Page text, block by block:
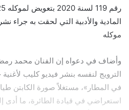
المادية والأدبية التي لحقت به جراء
موكله
وأضاف في دعواه إن الفنان محمد
الترويج لنفسه بنشر فيديو كليب
في المطار»، مستغلاً صورة الكابتن
استعراضي في قيادة الطائرة، ما أدى